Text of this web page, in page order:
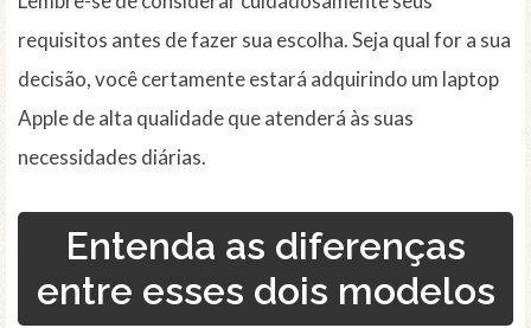
requisitos antes de fazer sua escolha. Seja qual for a sua
decisão, você certamente estará adquirindo um laptop
Apple de alta qualidade que atenderá às suas
necessidades diárias.
Entenda as diferenças
entre esses dois modelos